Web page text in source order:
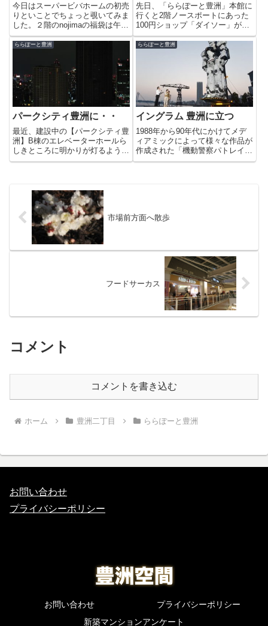
今日はスーパービバホームの初売
りといことでちょっと覗いてみま
した。２階のnojimaの福袋は午後
に行ったところ、あとかたも無く
なっていました。販売してたんで
ケア用品等を詰めた福袋がありま
した。が、注目を引いたの...
先日、「ららぽーと豊洲」本館に
行くと2階ノースポートにあった
100円ショップ「ダイソー」があ
った区画に「LOGOS SHOP 東京
店」が3階から移転していまし
た。2020年2月14日(金)にリニュ
ーアルオープンしたそうです。と
ららぽーと豊洲
パークシティ豊洲に・・
最近、建設中の【パークシティ豊
洲】B棟のエレベーターホールら
しきところに明かりが灯るように
なりました。A棟の巨大なクレー
来年には、ここ一面に明かりが灯
ることで豊洲の夜景の彩りが増
ららぽーと豊洲
イングラム 豊洲に立つ
1988年から90年代にかけてメデ
ィアミックによって様々な作品が
作成された「機動警察パトレイバ
ー」。当時、アニメも漫画も好き
市場前方面へ散歩
フードサーカス
コメント
コメントを書き込む
ホーム 豊洲二丁目 ららぽーと豊洲
お問い合わせ
プライバシーポリシー
お問い合わせ
プライバシーポリシー
新築マンションアンケート